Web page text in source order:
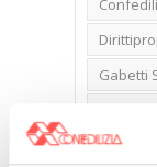
Gabetti
Libero